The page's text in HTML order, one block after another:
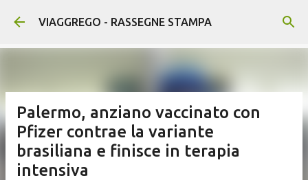
Passa ai contenuti principali
VIAGGREGO - RASSEGNE STAMPA
Palermo, anziano vaccinato con
Pfizer contrae la variante
brasiliana e finisce in terapia
intensiva